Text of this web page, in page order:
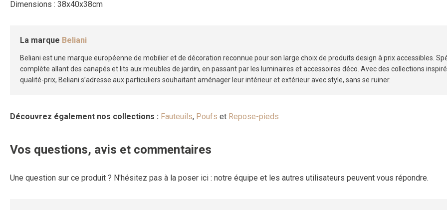
Dimensions : 38x40x38cm
La marque Beliani
Beliani est une marque européenne de mobilier et de décoration reconnue pour son large choix de produits design à prix accessibles.
complète allant des canapés et lits aux meubles de jardin, en passant par les luminaires et accessoires déco. Avec des collections
qualité-prix, Beliani s’adresse aux particuliers souhaitant aménager leur intérieur et extérieur avec style, sans se ruiner.
Découvrez également nos collections : Fauteuils, Poufs et Repose-pieds
Vos questions, avis et commentaires
Une question sur ce produit ? N'hésitez pas à la poser ici : notre équipe et les autres utilisateurs peuvent vous répondre.